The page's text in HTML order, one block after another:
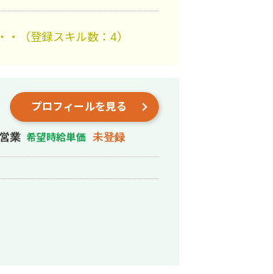
専門学校へ進学。健康やフ
トレーナーとして活動をスタ
いても情報交換できたら嬉
・ （登録スキル数：4）
プロフィールを見る
営業 希望時給単価 未登録